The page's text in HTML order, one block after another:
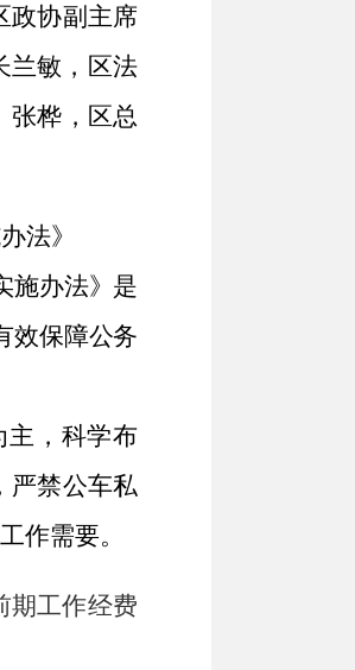
政协副主席
敏， 区法
张桦，区总
法》
施办法》是
效保障公务
主，科学布
严禁公车私
作需要。
期工作经费